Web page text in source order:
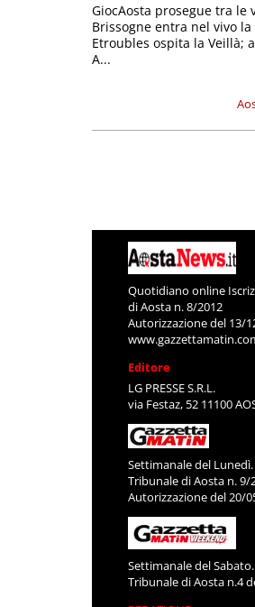
GiocAosta prosegue tra le
Brissogne entra nel vivo la
Etroubles ospita la Veillà;
A...
Quotidiano online
di Aosta n. 8/2012
Autorizzazione del 13/
Editore
LG PRESSE S.R.L.
via Festaz, 52 11100
Settimanale del
Tribunale di Aosta n. 9/
Autorizzazione del 20/
Settimanale del
Tribunale di Aosta n.4